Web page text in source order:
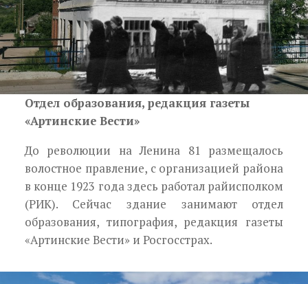
Отдел образования, редакция газеты
«Артинские Вести»
До революции на Ленина 81 размещалось
волостное правление, с организацией района
в конце 1923 года здесь работал райисполком
(РИК). Сейчас здание занимают отдел
образования, типография, редакция газеты
«Артинские Вести» и Росгосстрах.